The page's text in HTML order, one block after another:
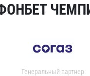
Генеральный партнер